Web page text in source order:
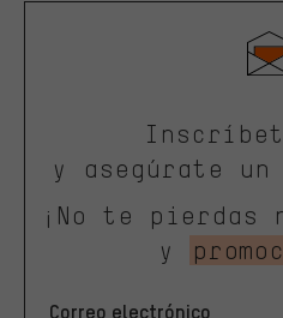
y asegúrate
¡No te pierdas
y
Correo electrónico